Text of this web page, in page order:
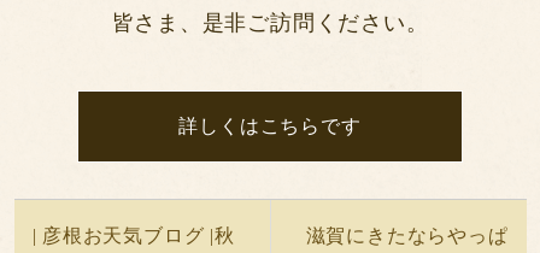
皆さま、是非ご訪問ください。
詳しくはこちらです
| 彦根お天気ブログ |秋
滋賀にきたならやっぱ